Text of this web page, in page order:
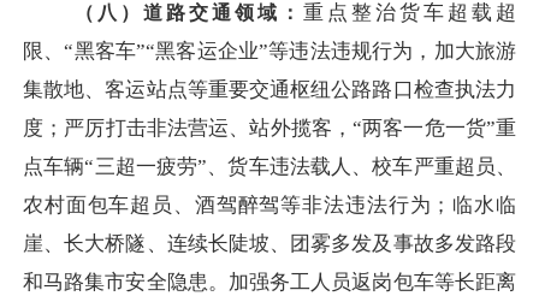
（八）道路交通领域： 重点整治货车超载超
限、“黑客车”“黑客运企业”等违法违规行为，加大旅游
集散地、客运站点等重要交通枢纽公路路口检查执法力
度；严厉打击非法营运、站外揽客，“两客一危一货”重
点车辆“三超一疲劳”、货车违法载人、校车严重超员、
农村面包车超员、酒驾醉驾等非法违法行为；临水临
崖、长大桥隧、连续长陡坡、团雾多发及事故多发路段
和马路集市安全隐患。加强务工人员返岗包车等长距离